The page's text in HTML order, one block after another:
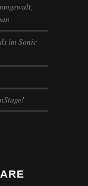
im Sonic